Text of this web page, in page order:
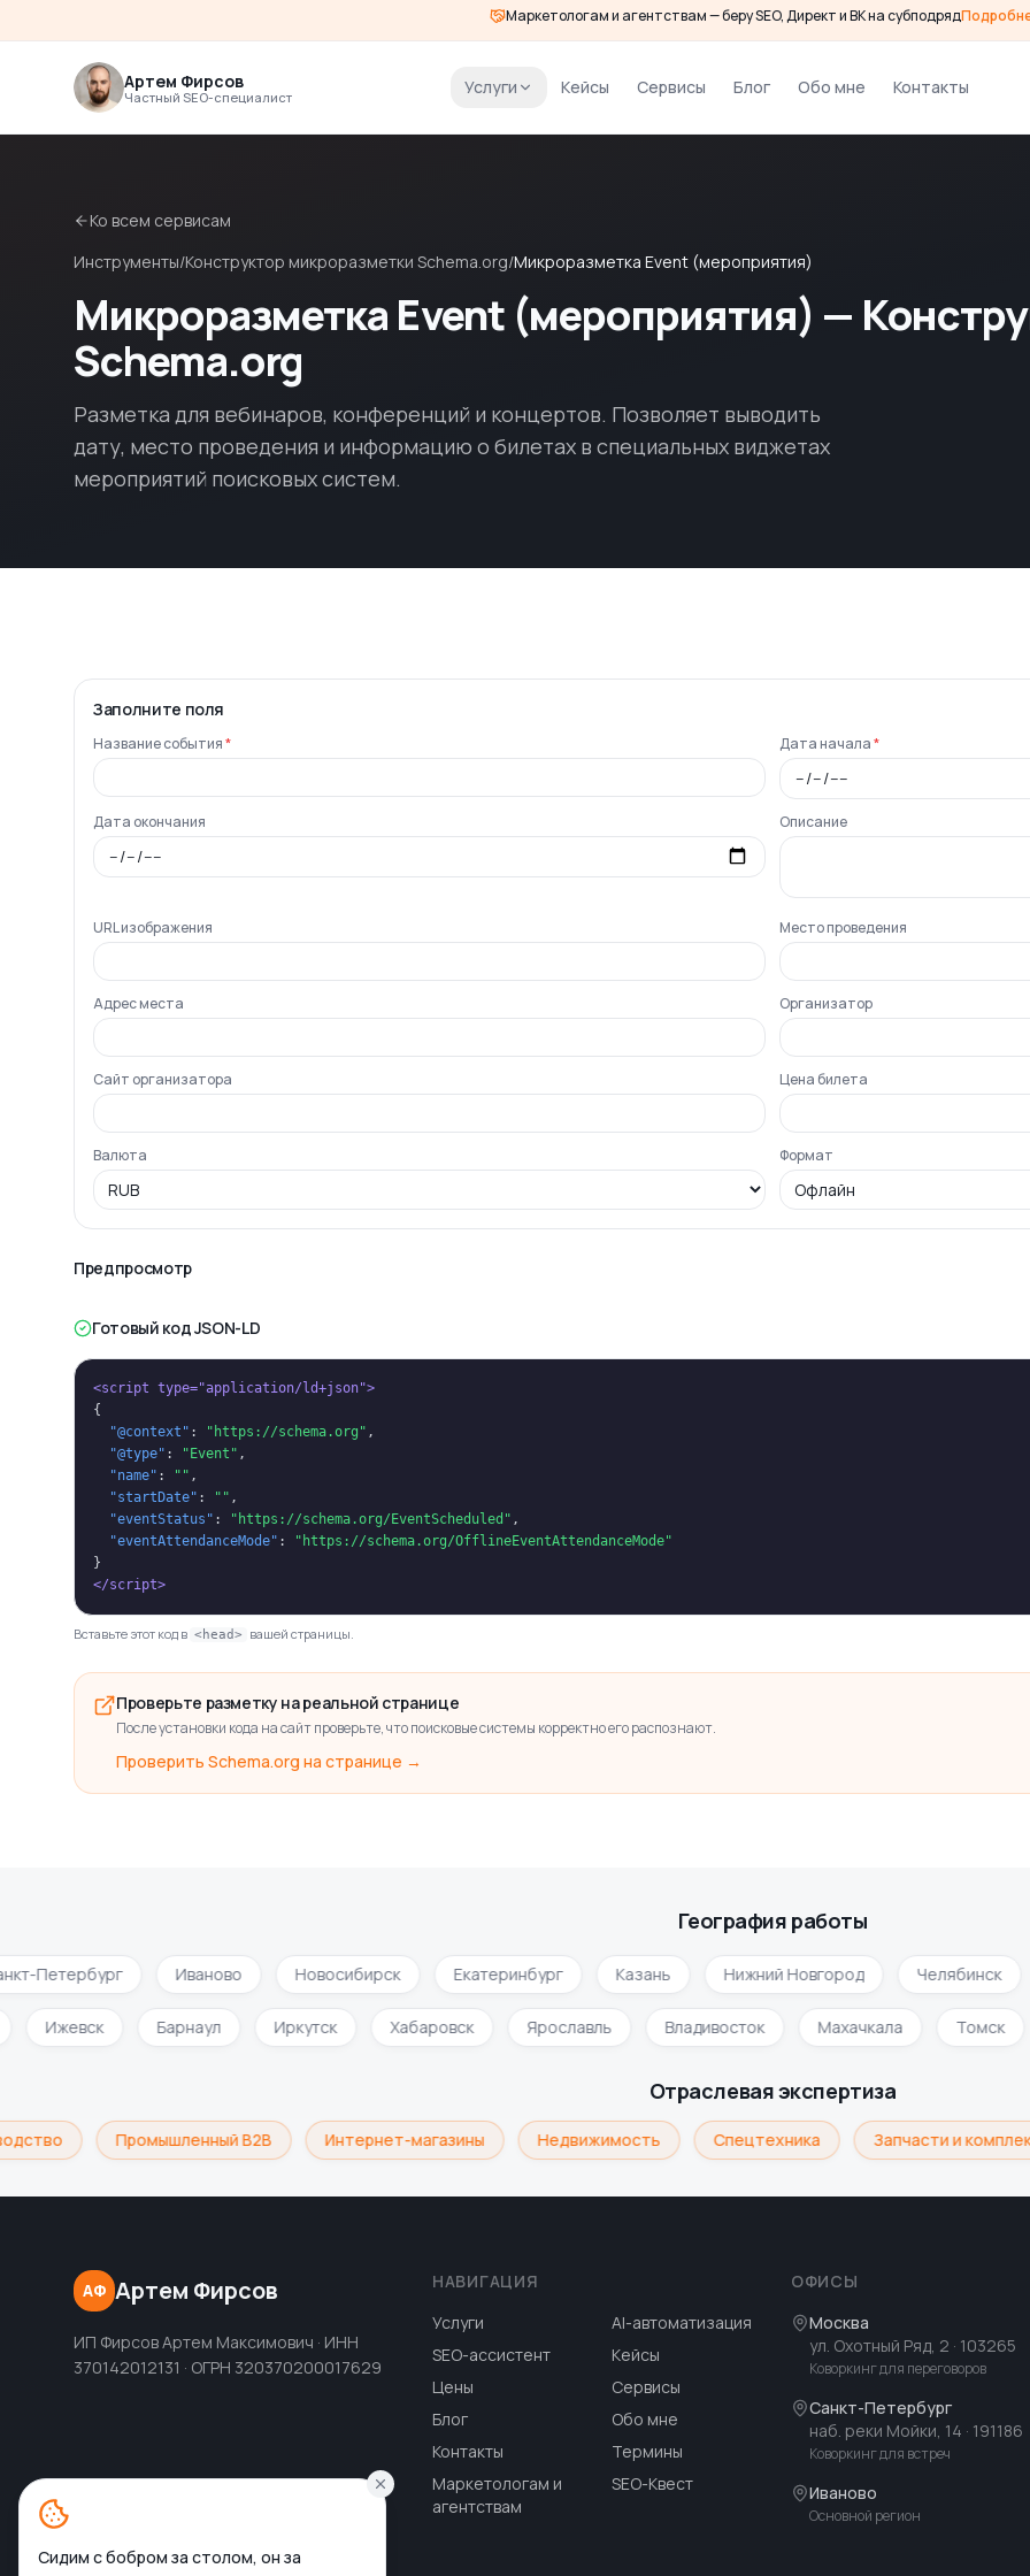
Маркетологам и агентствам — беру SEO, Директ и ВК на субподряд
Артем Фирсов
Частный SEO-специалист Услуги Кейсы Сервисы Блог Обо мне Контакты
Ко всем сервисам
Инструменты/Конструктор микроразметки Schema.org/Микроразметка Event (мероприятия)
Микроразметка Event (мероприятия) —
Schema.org
Разметка для вебинаров, конференций и концертов. Позволяет выводить
дату, место проведения и информацию о билетах в специальных виджетах
мероприятий поисковых систем.
Заполните поля
Название события* Дата начала*
Дата окончания Описание
URL изображения Место проведения
Адрес места Организатор
Сайт организатора Цена билета
Валюта Формат
Предпросмотр
Готовый код JSON-LD
<script type="application/ld+json">
{
"@context" : "https://schema.org" ,
"@type" : "Event" ,
"name" : "" ,
"startDate" : "" ,
"eventStatus" : "https://schema.org/EventScheduled" ,
"eventAttendanceMode" :
"https://schema.org/OfflineEventAttendanceMode"
}
</script>
Вставьте этот код в <head> вашей страницы.
Проверьте разметку на реальной странице
После установки кода на сайт проверьте, что поисковые системы корректно его распознают.
Проверить Schema.org на странице →
География работы
Петербург Иваново Новосибирск Екатеринбург Казань Нижний Новгород Челябинск
Ижевск Барнаул Иркутск Хабаровск Ярославль Владивосток Махачкала Томск
Отраслевая экспертиза
Промышленный B2B Интернет-магазины Недвижимость Спецтехника Запчасти и
АФ Артем Фирсов
ИП Фирсов Артем Максимович · ИНН
370142012131 · ОГРН 320370200017629
НАВИГАЦИЯ
Услуги
AI-автоматизация
SEO-ассистент
Кейсы
Цены
Сервисы
Блог
Обо мне
Контакты
Термины
Маркетологам и
агентствам
SEO-Квест
ОФИСЫ
Москва
ул. Охотный Ряд, 2 · 103265
Коворкинг для переговоров
Санкт-Петербург
наб. реки Мойки, 14 · 191186
Коворкинг для встреч
Иваново
Основной регион
Сидим с бобром за столом, он за